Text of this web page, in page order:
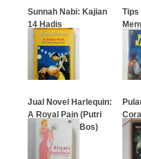
Sunnah Nabi: Kajian
14 Hadis
…
Tips
…
Jual Novel Harlequin:
A Royal Pain (Putri
Kesayangan Bos)